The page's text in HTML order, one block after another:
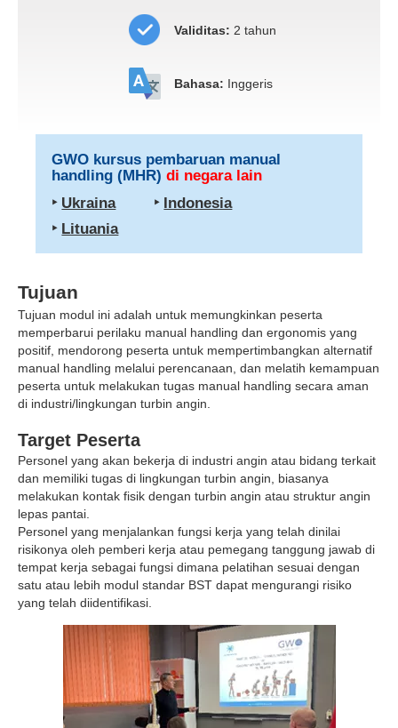
Validitas: 2 tahun
Bahasa: Inggeris
GWO kursus pembaruan manual
handling (MHR)di negara lain
‣ Ukraina ‣ Indonesia
‣ Lituania
Tujuan
Tujuan modul ini adalah untuk memungkinkan peserta
memperbarui perilaku manual handling dan ergonomis yang
positif, mendorong peserta untuk mempertimbangkan alternatif
manual handling melalui perencanaan, dan melatih kemampuan
peserta untuk melakukan tugas manual handling secara aman
di industri/lingkungan turbin angin.
Target Peserta
Personel yang akan bekerja di industri angin atau bidang terkait
dan memiliki tugas di lingkungan turbin angin, biasanya
melakukan kontak fisik dengan turbin angin atau struktur angin
lepas pantai.
Personel yang menjalankan fungsi kerja yang telah dinilai
risikonya oleh pemberi kerja atau pemegang tanggung jawab di
tempat kerja sebagai fungsi dimana pelatihan sesuai dengan
satu atau lebih modul standar BST dapat mengurangi risiko
yang telah diidentifikasi.